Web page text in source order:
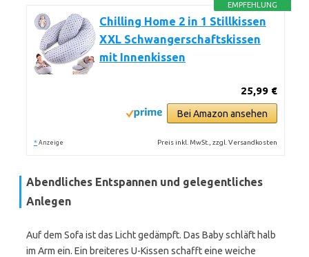
EMPFEHLUNG
Chilling Home 2 in 1 Stillkissen
XXL Schwangerschaftskissen
mit Innenkissen
25,99 €
Bei Amazon ansehen
* Anzeige Preis inkl. MwSt., zzgl. Versandkosten
Abendliches Entspannen und gelegentliches
Anlegen
Auf dem Sofa ist das Licht gedämpft. Das Baby schläft halb
im Arm ein. Ein breiteres U-Kissen schafft eine weiche